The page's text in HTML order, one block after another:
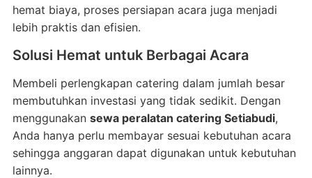
hemat biaya, proses persiapan acara juga menjadi
lebih praktis dan efisien.
Solusi Hemat untuk Berbagai Acara
Membeli perlengkapan catering dalam jumlah besar
membutuhkan investasi yang tidak sedikit. Dengan
menggunakan sewa peralatan catering Setiabudi,
Anda hanya perlu membayar sesuai kebutuhan acara
sehingga anggaran dapat digunakan untuk kebutuhan
lainnya.